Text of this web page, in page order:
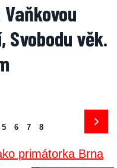
věk.
5 6 7 8